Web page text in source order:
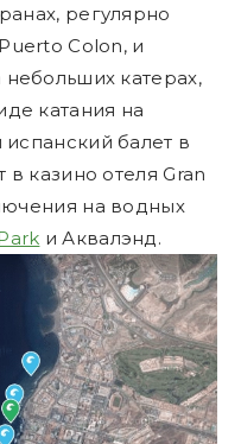
регулярно
Colon, и
катерах,
катания на
испанский балет в
казино отеля Gran
на водных
и Аквалэнд.